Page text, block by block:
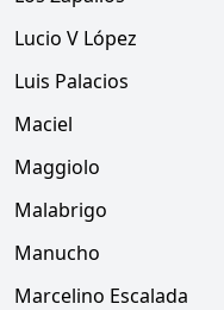
Lucio V López
Luis Palacios
Maciel
Maggiolo
Malabrigo
Manucho
Marcelino Escalada